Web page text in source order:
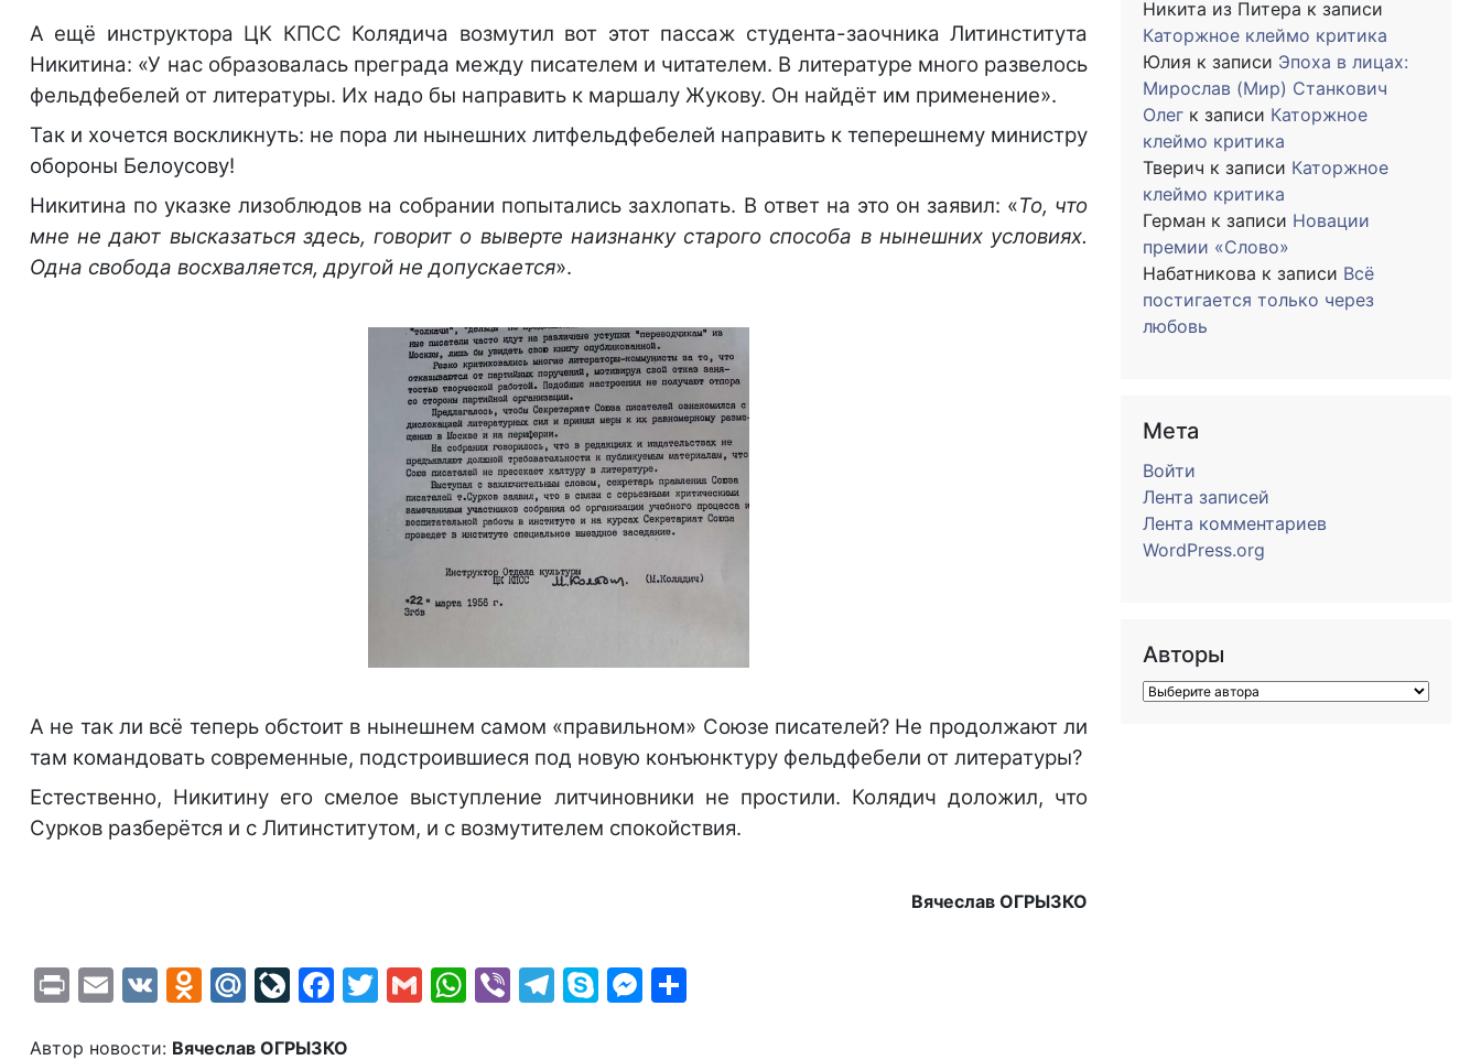
А ещё инструктора ЦК КПСС Колядича возмутил вот этот пассаж студента-заочника Литинститута
Никитина: «У нас образовалась преграда между писателем и читателем. В литературе много развелось
фельдфебелей от литературы. Их надо бы направить к маршалу Жукову. Он найдёт им применение».
Так и хочется воскликнуть: не пора ли нынешних литфельдфебелей направить к теперешнему министру
обороны Белоусову!
Никитина по указке лизоблюдов на собрании попытались захлопать. В ответ на это он заявил: «То, что
мне не дают высказаться здесь, говорит о выверте наизнанку старого способа в нынешних условиях.
Одна свобода восхваляется, другой не допускается».
А не так ли всё теперь обстоит в нынешнем самом «правильном» Союзе писателей? Не продолжают ли
там командовать современные, подстроившиеся под новую конъюнктуру фельдфебели от литературы?
Естественно, Никитину его смелое выступление литчиновники не простили. Колядич доложил, что
Сурков разберётся и с Литинститутом, и с возмутителем спокойствия.
Вячеслав ОГРЫЗКО
PrintEmail
VK Odnoklassniki
Mail.Ru
LiveJournal
Facebook
Twitter
GmailWhatsApp
ViberTelegram
SkypeMessenger
Автор новости: Вячеслав ОГРЫЗКО
Никита из Питера к записи
Каторжное клеймо критика
Юлия к записи Эпоха в лицах:
Мирослав (Мир) Станкович
Олег к записи Каторжное
клеймо критика
Тверич к записи Каторжное
клеймо критика
Герман к записи Новации
премии «Слово»
Набатникова к записи Всё
постигается только через
любовь
Мета
Войти
Лента записей
Лента комментариев
WordPress.org
Авторы